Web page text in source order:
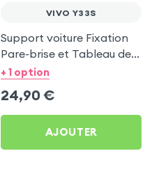
VIVO Y33S
Support voiture Fixation
Pare-brise et Tableau de
bord pour Vivo Y33s
+ 1 option
24,90 €
AJOUTER